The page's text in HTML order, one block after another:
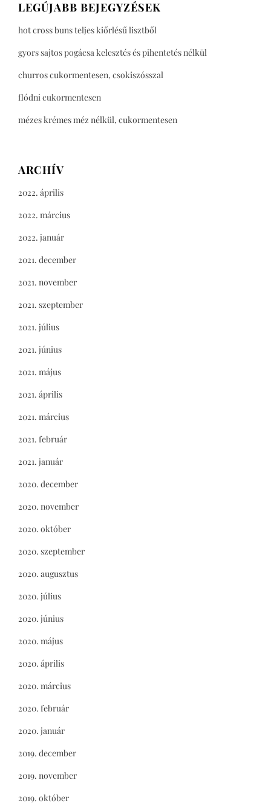
LEGÚJABB BEJEGYZÉSEK
hot cross buns teljes kiőrlésű lisztből
gyors sajtos pogácsa kelesztés és pihentetés nélkül
churros cukormentesen, csokiszósszal
flódni cukormentesen
mézes krémes méz nélkül, cukormentesen
ARCHÍV
2022. április
2022. március
2022. január
2021. december
2021. november
2021. szeptember
2021. július
2021. június
2021. május
2021. április
2021. március
2021. február
2021. január
2020. december
2020. november
2020. október
2020. szeptember
2020. augusztus
2020. július
2020. június
2020. május
2020. április
2020. március
2020. február
2020. január
2019. december
2019. november
2019. október